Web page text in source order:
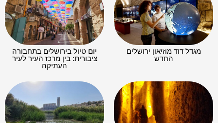
מגדל דוד מוזיאון ירושלים
החדש
יום טיול בירושלים בתחבורה
ציבורית: בין מרכז העיר לעיר
העתיקה